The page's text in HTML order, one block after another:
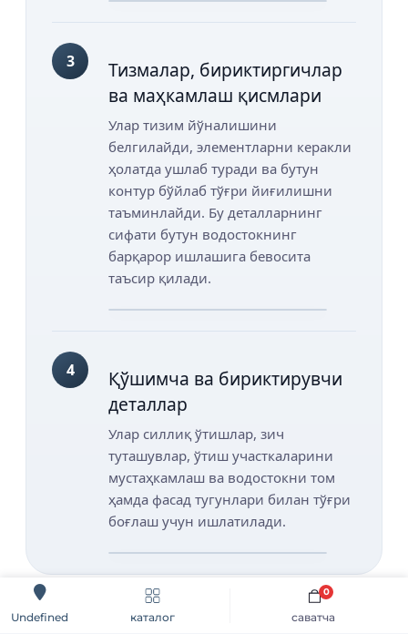
Undefined каталог саватча
0
3
Тизмалар, бириктиргичлар
ва маҳкамлаш қисмлари
Улар тизим йўналишини
белгилайди, элементларни керакли
ҳолатда ушлаб туради ва бутун
контур бўйлаб тўғри йиғилишни
таъминлайди. Бу деталларнинг
сифати бутун водостокнинг
барқарор ишлашига бевосита
таъсир қилади.
4
Қўшимча ва бириктирувчи
деталлар
Улар силлиқ ўтишлар, зич
туташувлар, ўтиш участкаларини
мустаҳкамлаш ва водостокни том
ҳамда фасад тугунлари билан тўғри
боғлаш учун ишлатилади.
Водосток тизими қаерда